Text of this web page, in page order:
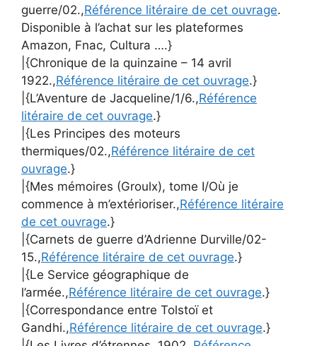
guerre/02.,Référence litéraire de cet ouvrage.
Disponible à l’achat sur les plateformes
Amazon, Fnac, Cultura ….}
|{Chronique de la quinzaine – 14 avril
1922.,Référence litéraire de cet ouvrage.}
|{L’Aventure de Jacqueline/1/6.,Référence
litéraire de cet ouvrage.}
|{Les Principes des moteurs
thermiques/02.,Référence litéraire de cet
ouvrage.}
|{Mes mémoires (Groulx), tome I/Où je
commence à m’extérioriser.,Référence litéraire
de cet ouvrage.}
|{Carnets de guerre d’Adrienne Durville/02-
15.,Référence litéraire de cet ouvrage.}
|{Le Service géographique de
l’armée.,Référence litéraire de cet ouvrage.}
|{Correspondance entre Tolstoï et
Gandhi.,Référence litéraire de cet ouvrage.}